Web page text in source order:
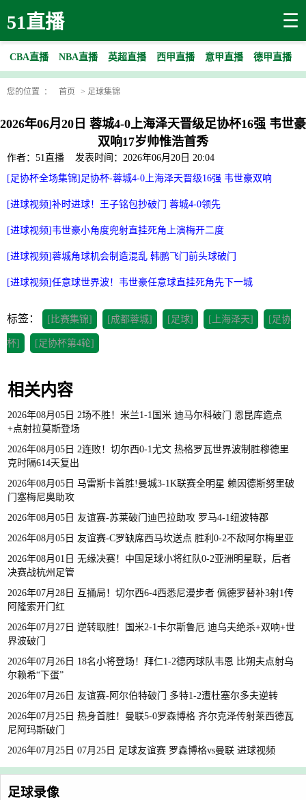
51直播 ☰
CBA直播 NBA直播 英超直播 西甲直播 意甲直播 德甲直播
您的位置 ： 首页 > 足球集锦
2026年06月20日 蓉城4-0上海泽天晋级足协杯16强 韦世豪
双响17岁帅惟浩首秀
作者：51直播
发表时间：2026年06月20日 20:04
[足协杯全场集锦]足协杯-蓉城4-0上海泽天晋级16强 韦世豪双响
[进球视频]补时进球！王子铭包抄破门 蓉城4-0领先
[进球视频]韦世豪小角度兜射直挂死角上演梅开二度
[进球视频]蓉城角球机会制造混乱 韩鹏飞门前头球破门
[进球视频]任意球世界波！韦世豪任意球直挂死角先下一城
标签： [比赛集锦] [成都蓉城] [足球] [上海泽天] [足协
杯] [足协杯第4轮]
相关内容
2026年08月05日 2场不胜！米兰1-1国米 迪马尔科破门 恩昆库造点
+点射拉莫斯登场
2026年08月05日 2连败！切尔西0-1尤文 热格罗瓦世界波制胜穆德里
克时隔614天复出
2026年08月05日 马雷斯卡首胜!曼城3-1K联赛全明星 赖因德斯努里破
门塞梅尼奥助攻
2026年08月05日 友谊赛-苏莱破门迪巴拉助攻 罗马4-1纽波特郡
2026年08月05日 友谊赛-C罗缺席西马坎送点 胜利0-2不敌阿尔梅里亚
2026年08月01日 无缘决赛！中国足球小将红队0-2亚洲明星联，后者
决赛战杭州足管
2026年07月28日 互捅局！切尔西6-4西悉尼漫步者 佩德罗替补3射1传
阿隆索开门红
2026年07月27日 逆转取胜！国米2-1卡尔斯鲁厄 迪乌夫绝杀+双响+世
界波破门
2026年07月26日 18名小将登场！拜仁1-2德丙球队韦恩 比朔夫点射乌
尔赖希“下蛋”
2026年07月26日 友谊赛-阿尔伯特破门 多特1-2遭杜塞尔多夫逆转
2026年07月25日 热身首胜！曼联5-0罗森博格 齐尔克泽传射莱西德瓦
尼阿玛斯破门
2026年07月25日 07月25日 足球友谊赛 罗森博格vs曼联 进球视频
足球录像